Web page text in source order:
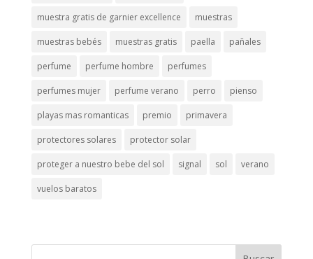
muestra gratis de garnier excellence muestras
muestras bebés muestras gratis paella pañales
perfume perfume hombre perfumes
perfumes mujer perfume verano perro pienso
playas mas romanticas premio primavera
protectores solares protector solar
proteger a nuestro bebe del sol signal sol verano
vuelos baratos